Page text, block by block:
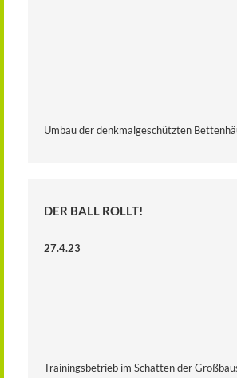
Umbau der denkmalgeschützten
DER BALL ROLLT!
27.4.23
Trainingsbetrieb im Schatten der